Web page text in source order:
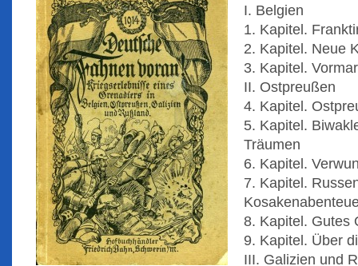
I. Belgien
1. Kapitel.
2. Kapitel. Neue
3. Kapitel.
II. Ostpreußen
4. Kapitel.
5. Kapitel.
Träumen
6. Kapitel.
7. Kapitel.
8. Kapitel. Gutes
9. Kapitel. Über
III. Galizien und